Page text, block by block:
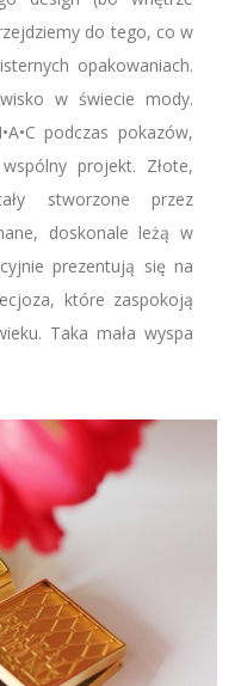
do tego, co w
opakowaniach.
w świecie mody.
podczas pokazów,
projekt. Złote,
stworzone przez
doskonale leżą w
prezentują się na
które zaspokoją
Taka mała wyspa